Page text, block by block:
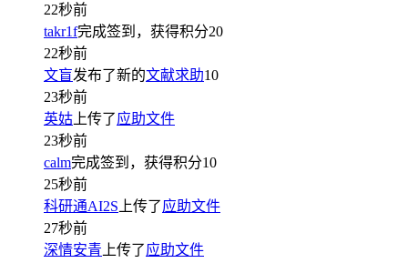
22秒前
takr1f完成签到，获得积分20
22秒前
文盲发布了新的文献求助10
23秒前
英姑 上传了应助文件
23秒前
calm完成签到，获得积分10
25秒前
科研通AI2S 上传了应助文件
27秒前
深情安青 上传了应助文件